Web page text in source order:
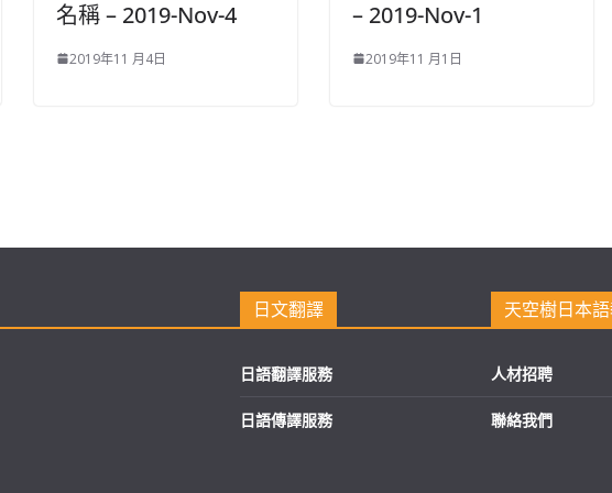
名稱 – 2019-Nov-4
2019年11 月4日
– 2019-Nov-1
2019年11 月1日
日文翻譯
日語翻譯服務
日語傳譯服務
天空樹日本
人材招聘
聯絡我們